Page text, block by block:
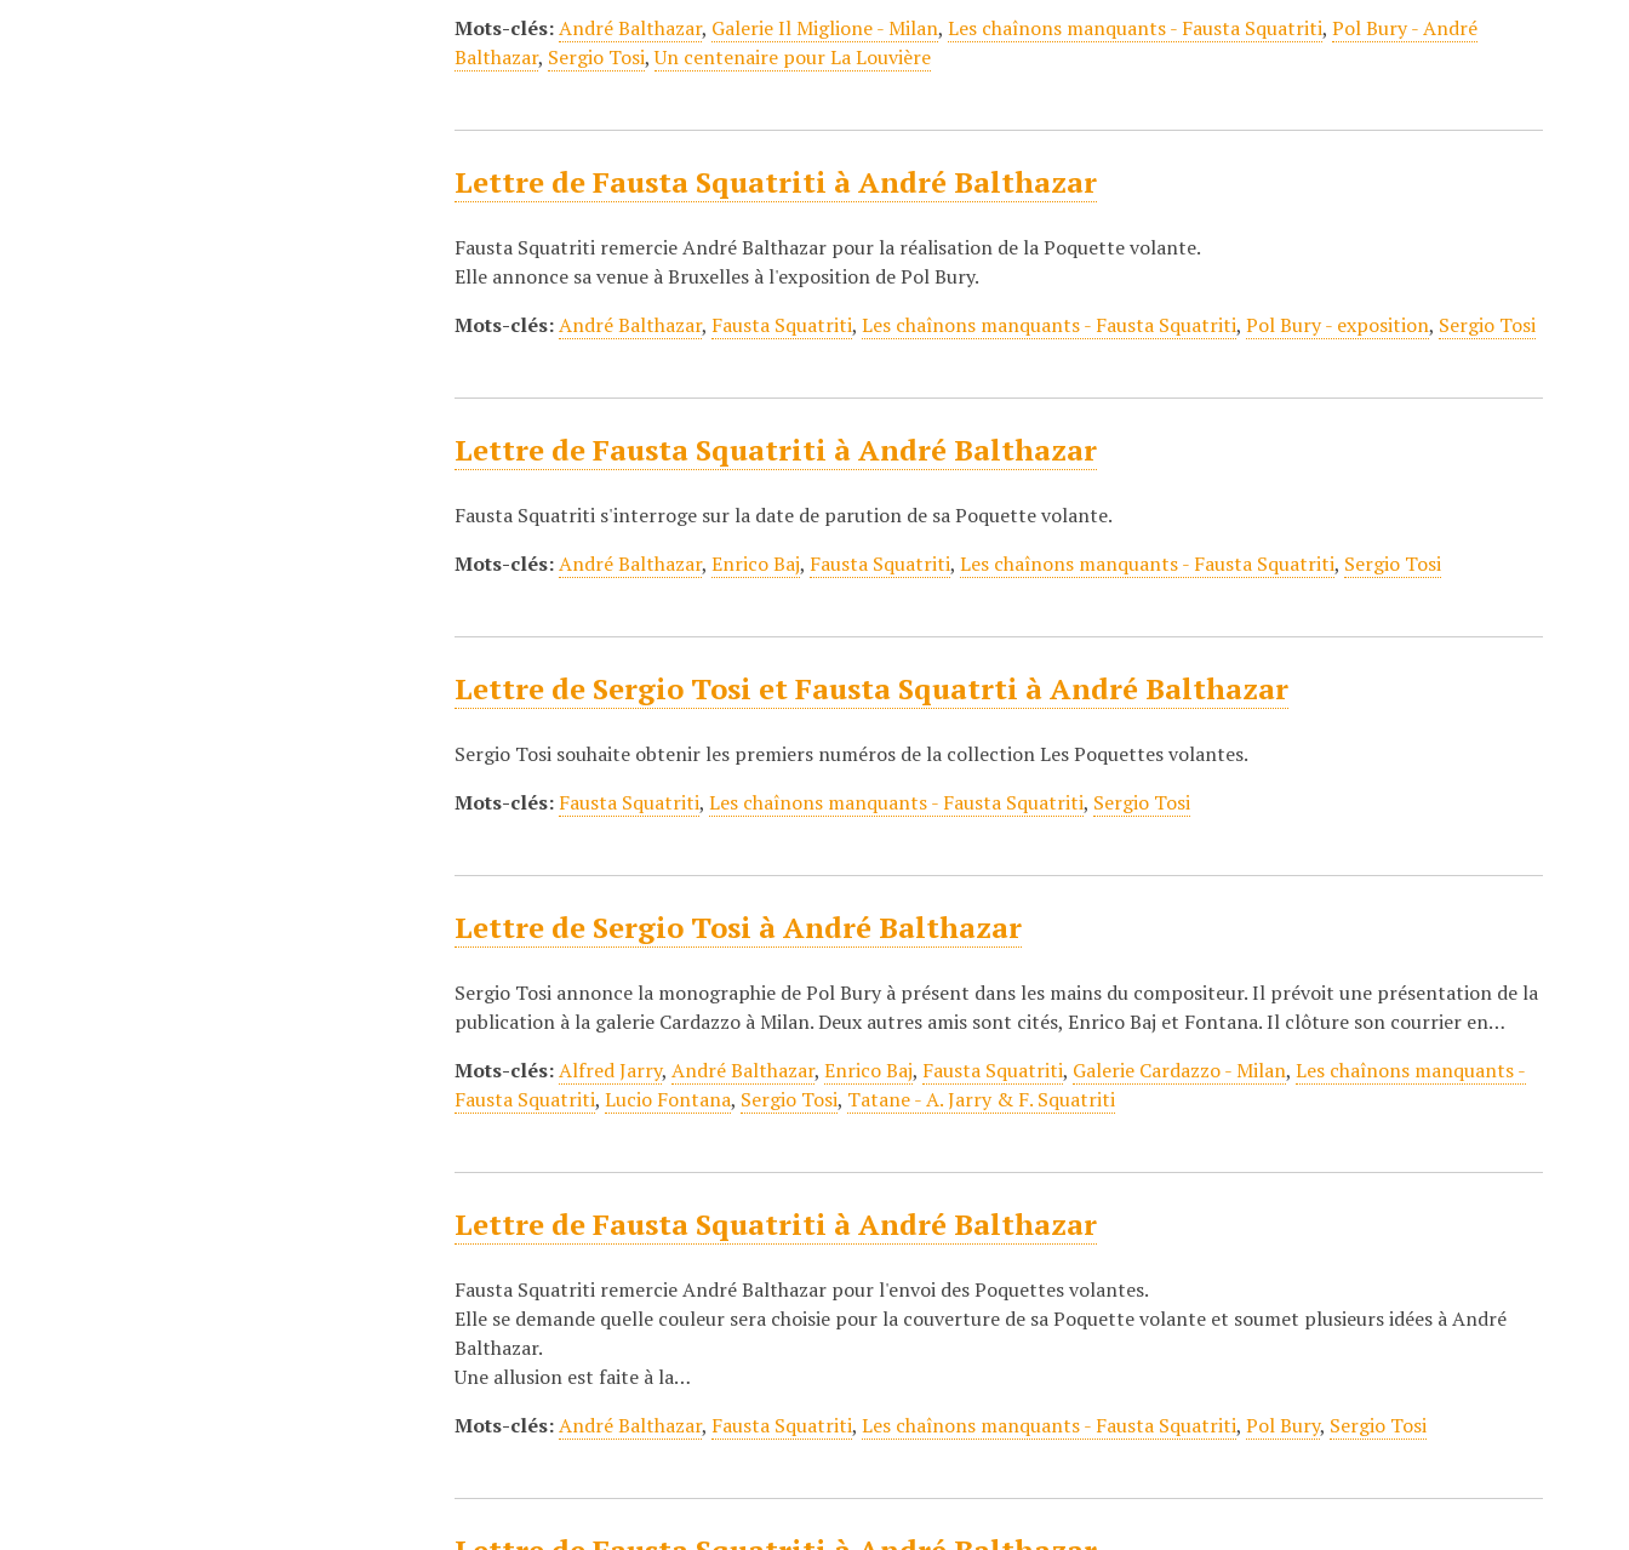
Mots-clés:André Balthazar, Galerie Il Miglione - Milan,Les chaînons manquants - Fausta Squatriti,Pol Bury - André
Balthazar, Sergio Tosi,Un centenaire pour La Louvière
Lettre de Fausta Squatriti à André Balthazar
Fausta Squatriti remercie André Balthazar pour la réalisation de la Poquette volante.
Elle annonce sa venue à Bruxelles à l'exposition de Pol Bury.
Mots-clés:André Balthazar, Fausta Squatriti,Les chaînons manquants - Fausta Squatriti,Pol Bury - exposition, Sergio Tosi
Lettre de Fausta Squatriti à André Balthazar
Fausta Squatriti s'interroge sur la date de parution de sa Poquette volante.
Mots-clés:André Balthazar,Enrico Baj, Fausta Squatriti,Les chaînons manquants - Fausta Squatriti, Sergio Tosi
Lettre de Sergio Tosi et Fausta Squatrti à André Balthazar
Sergio Tosi souhaite obtenir les premiers numéros de la collection Les Poquettes volantes.
Mots-clés: Fausta Squatriti,Les chaînons manquants - Fausta Squatriti, Sergio Tosi
Lettre de Sergio Tosi à André Balthazar
Sergio Tosi annonce la monographie de Pol Bury à présent dans les mains du compositeur. Il prévoit une présentation de la
publication à la galerie Cardazzo à Milan. Deux autres amis sont cités, Enrico Baj et Fontana. Il clôture son courrier en…
Mots-clés:Alfred Jarry,André Balthazar,Enrico Baj, Fausta Squatriti, Galerie Cardazzo - Milan,Les chaînons manquants -
Fausta Squatriti,Lucio Fontana, Sergio Tosi, Tatane - A. Jarry & F. Squatriti
Lettre de Fausta Squatriti à André Balthazar
Fausta Squatriti remercie André Balthazar pour l'envoi des Poquettes volantes.
Elle se demande quelle couleur sera choisie pour la couverture de sa Poquette volante et soumet plusieurs idées à André
Balthazar.
Une allusion est faite à la…
Mots-clés:André Balthazar, Fausta Squatriti,Les chaînons manquants - Fausta Squatriti,Pol Bury, Sergio Tosi